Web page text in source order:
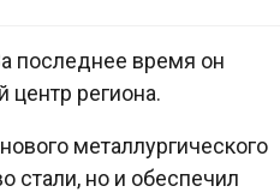
последнее время он
региона.
металлургического
стали, но и обеспечил